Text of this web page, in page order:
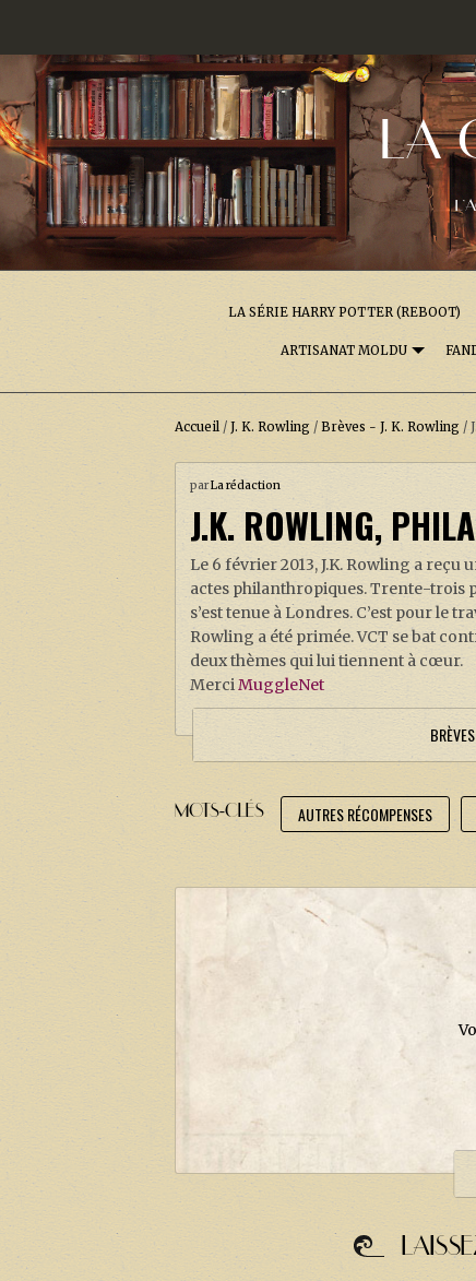
LA
LA SÉRIE HARRY POTTER (REBOOT)
ARTISANAT MOLDU
Accueil /J. K. Rowling /Brèves - J. K. Rowling /
parLa rédaction
J.K. ROWLING,
Le 6 février 2013, J.K. Rowling a
actes philanthropiques. Trente-trois
s’est tenue à Londres. C’est pour le
Rowling a été primée. VCT se bat
deux thèmes qui lui tiennent à cœur.
MerciMuggleNet
MOTS-CLÉS AUTRES RÉCOMPENSES